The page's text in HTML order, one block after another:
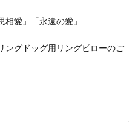
愛」「永遠の愛」
ングドッグ用リングピローのご